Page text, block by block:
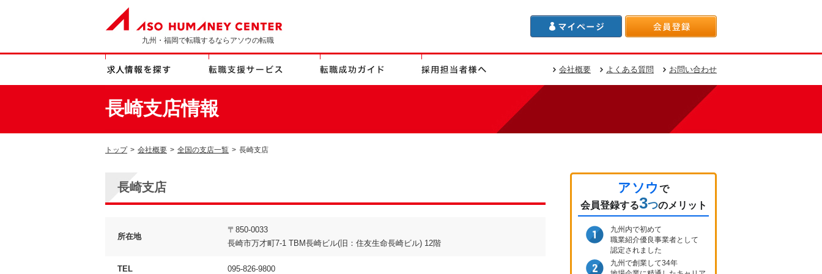
九州・福岡で転職するならアソウの転職
会社概要 よくある質問 お問い合わせ
長崎支店情報
トップ > 会社概要 > 全国の支店一覧 > 長崎支店
長崎支店
所在地
〒850-0033
長崎市万才町7-1 TBM長崎ビル(旧：住友生命長崎ビル) 12階
TEL 095-826-9800
アソウ で
会員登録する3つのメリット
九州内で初めて
職業紹介優良事業者として
認定されました
九州で創業して34年